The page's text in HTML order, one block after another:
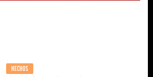
HECHOS